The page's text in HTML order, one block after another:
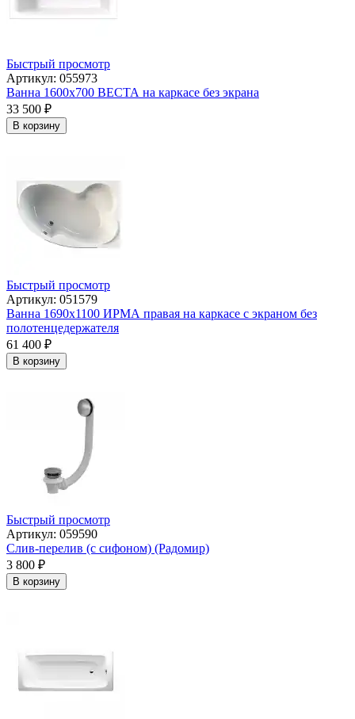
Быстрый просмотр
Артикул: 055973
Ванна 1600x700 ВЕСТА на каркасе без экрана
33 500 ₽
В корзину
Быстрый просмотр
Артикул: 051579
Ванна 1690x1100 ИРМА правая на каркасе с экраном без
полотенцедержателя
61 400 ₽
В корзину
Быстрый просмотр
Артикул: 059590
Слив-перелив (с сифоном) (Радомир)
3 800 ₽
В корзину